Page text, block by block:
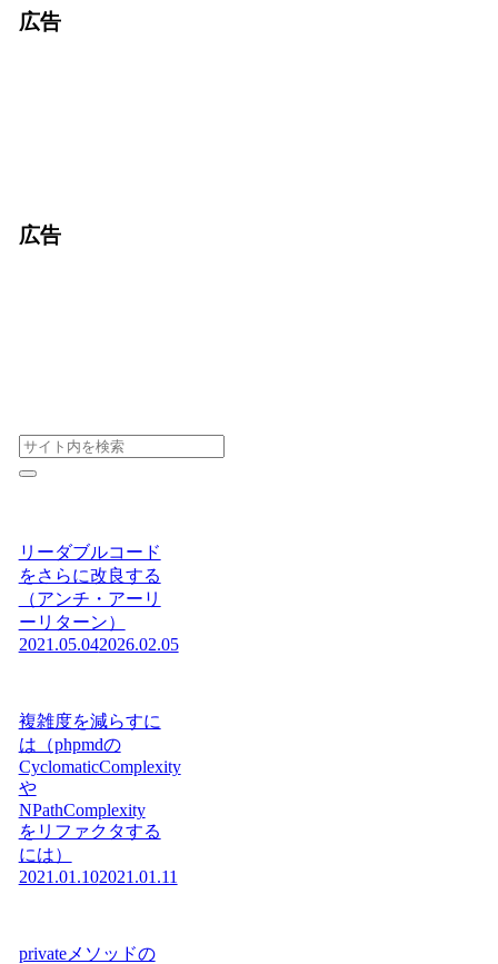
広告
広告
リーダブルコード
をさらに改良する
（アンチ・アーリ
ーリターン）
2021.05.042026.02.05
複雑度を減らすに
は（phpmdの
CyclomaticComplexity
や
NPathComplexity
をリファクタする
には）
2021.01.102021.01.11
privateメソッドの